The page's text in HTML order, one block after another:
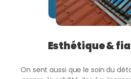
Esthétique &
On sent aussi que le soin du